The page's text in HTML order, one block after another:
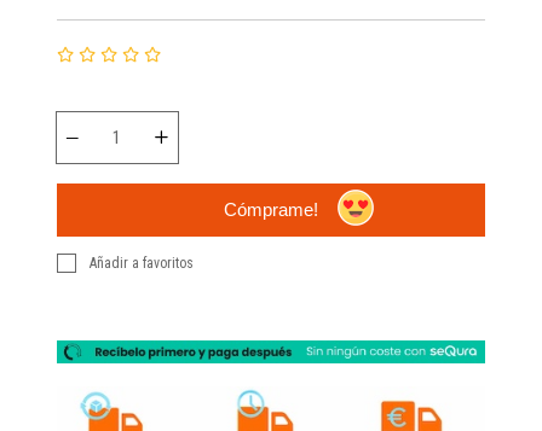
Cómprame!
Añadir a favoritos